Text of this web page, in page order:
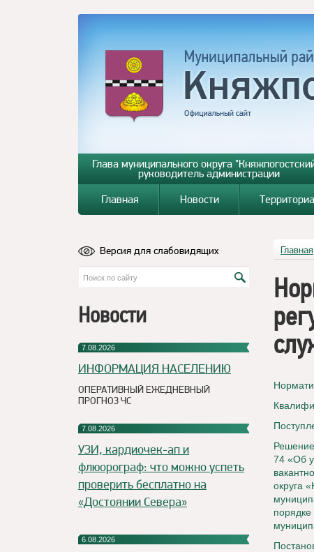
Глава муниципального округа
руководитель администрации
Главная Новости
Версия для слабовидящих
Новости
7.08.2026
ИНФОРМАЦИЯ НАСЕЛЕНИЮ
ОПЕРАТИВНЫЙ ЕЖЕДНЕВНЫЙ
ПРОГНОЗ ЧС
7.08.2026
УЗИ, кардиочек-ап и
флюорограф: что можно успеть
проверить бесплатно на
«Достоянии Севера»
6.08.2026
Главная
74 «Об
округа
порядке